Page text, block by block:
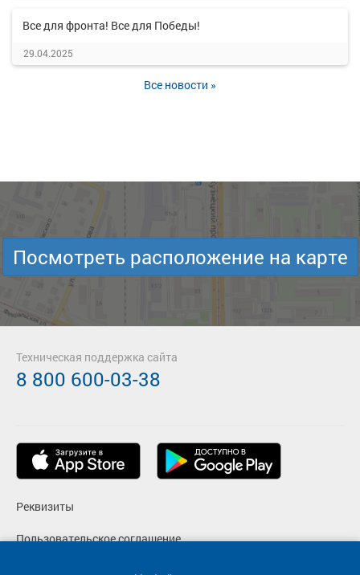
Все для фронта! Все для Победы!
29.04.2025
Все новости »
Посмотреть расположение на карте
Реквизиты
Пользовательское соглашение
Политика конфиденциальности
Техническая поддержка сайта
8 800 600-03-38